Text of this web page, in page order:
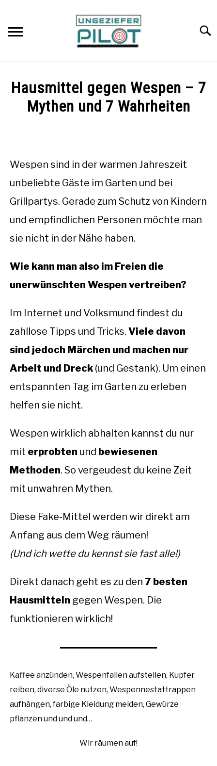
content
WESPEN
FLÖHE
KAKERLAKEN
LEBENSMITTELMOTTEN
ÜBER UNS
Hausmittel gegen Wespen – 7
Mythen und 7 Wahrheiten
in
Wespen sind in der warmen Jahreszeit
unbeliebte Gäste im Garten und bei
Grillpartys. Gerade zum Schutz von Kindern
und empfindlichen Personen möchte man
sie nicht in der Nähe haben.
Wie kann man also im Freien die
unerwünschten Wespen vertreiben?
Im Internet und Volksmund findest du
zahllose Tipps und Tricks. Viele davon
sind jedoch Märchen und machen nur
Arbeit und Dreck (und Gestank). Um einen
entspannten Tag im Garten zu erleben
helfen sie nicht.
Wespen wirklich abhalten kannst du nur
mit erprobten und bewiesenen
Methoden. So vergeudest du keine Zeit
mit unwahren Mythen.
Diese Fake-Mittel werden wir direkt am
Anfang aus dem Weg räumen!
(Und ich wette du kennst sie fast alle!)
Direkt danach geht es zu den 7 besten
Hausmitteln gegen Wespen. Die
funktionieren wirklich!
Kaffee anzünden, Wespenfallen aufstellen, Kupfer
reiben, diverse Öle nutzen, Wespennestattrappen
aufhängen, farbige Kleidung meiden, Gewürze
pflanzen und und und…
Wir räumen auf!